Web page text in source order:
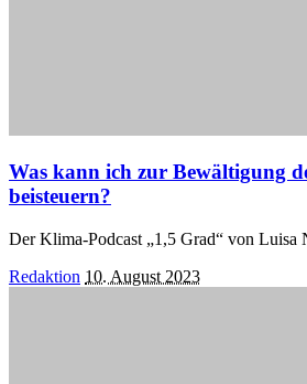
Was kann ich zur Bewältigung
beisteuern?
Der Klima-Podcast „1,5 Grad“ von Luisa
Posted
Redaktion 10. August 2023